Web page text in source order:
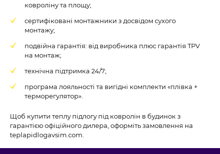
ковроліну та площу;
сертифіковані монтажники з досвідом сухого
монтажу;
подвійна гарантія: від виробника плюс гарантія TPV
на монтаж;
технічна підтримка 24/7;
програма лояльності та вигідні комплекти «плівка +
терморегулятор».
Щоб купити теплу підлогу під ковролін в будинок з
гарантією офіційного дилера, оформіть замовлення на
teplapidlogavsim.com.